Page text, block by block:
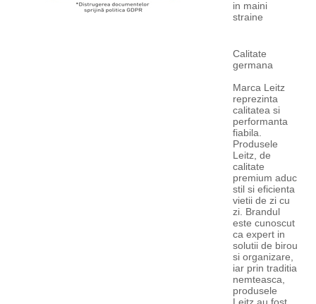
in maini
straine
Calitate
germana
Marca Leitz
reprezinta
calitatea si
performanta
fiabila.
Produsele
Leitz, de
calitate
premium aduc
stil si eficienta
vietii de zi cu
zi. Brandul
este cunoscut
ca expert in
solutii de birou
si organizare,
iar prin traditia
nemteasca,
produsele